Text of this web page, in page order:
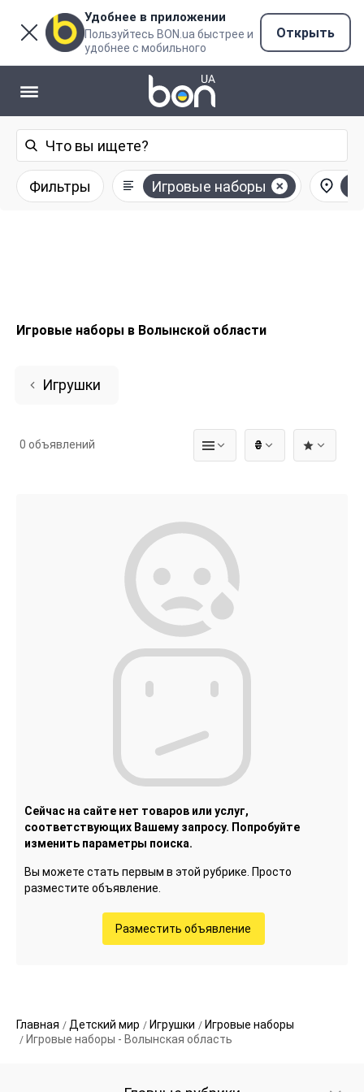
Удобнее в приложении
Пользуйтесь BON.ua быстрее и
удобнее с мобильного
Открыть
Фильтры Игровые наборы
Игровые наборы в Волынской области
Игрушки
₴
0 объявлений
Сейчас на сайте нет товаров или услуг,
соответствующих Вашему запросу. Попробуйте
изменить параметры поиска.
Вы можете стать первым в этой рубрике. Просто
разместите объявление.
Разместить объявление
Главная Детский мир Игрушки
Игровые наборы
Игровые наборы - Волынская область